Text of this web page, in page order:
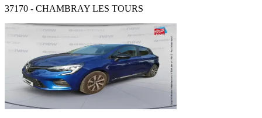
37170 - CHAMBRAY LES TOURS